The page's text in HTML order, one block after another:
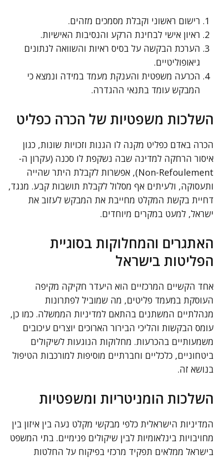
רישום ראשוני וקבלת מסמכים מזהים.
ראיון אישי לבחינת הרקע והנסיבות האישיות.
הערכת הבקשה על בסיס ראיות והשוואה לנתונים
גיאופוליטיים.
הכרעה משפטית והענקת מעמד במידה ונמצא כי
המבקש עומד בתנאי ההגדרה.
השלכות משפטיות של הכרה כפליט
הכרה באדם כפליט מקנה לו הגנות וזכויות שונות, כגון
איסור הרחקה למדינה שבה נשקפת לו סכנה (עקרון ה-
Non-Refoulement), אפשרות לקבלת היתר שהייה
ותעסוקה, ולעיתים אף מסלול לקבלת תושבות קבע. מנגד,
דחיית בקשת המקלט מחייבת את המבקש לעזוב את
ישראל, למעט במקרים מיוחדים.
האתגרים והמחלוקות בסוגיית
הפליטות בישראל
אחד הקשיים המרכזיים הוא היעדר חקיקה מקיפה
העוסקת במעמד פליטים, מה שמוביל לפתרונות
מנהלתיים המשתנים בהתאם למדיניות הממשלה. כמו כן,
עומס הבקשות והליכי הבירור הארוכים יוצרים עיכובים
משמעותיים בהכרעות. מחלוקות הנוגעות לשיקולים
ביטחוניים, כלכליים וחברתיים מוסיפות למורכבות הטיפול
בנושא זה.
השלכות הומניטריות ומשפטיות
המדיניות הישראלית כלפי מבקשי מקלט נעה בין איזון בין
מחויבויות בינלאומיות לבין שיקולים פנימיים. בתי המשפט
בישראל ממלאים תפקיד מרכזי בפיקוח על החלטות